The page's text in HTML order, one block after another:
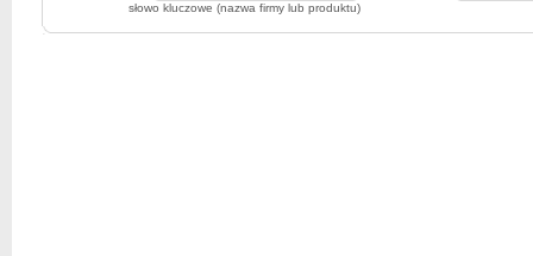
słowo kluczowe (nazwa firmy lub produktu)